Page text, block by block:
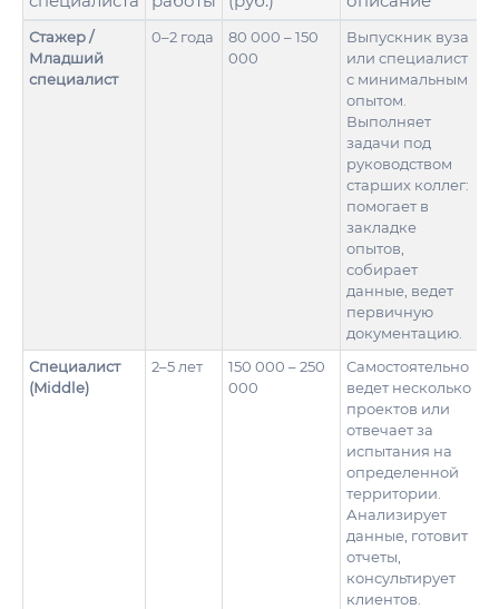
Стажер /
Младший
специалист
0–2 года
80 000 – 150
000
Выпускник вуза
или специалист
с минимальным
опытом.
Выполняет
задачи под
руководством
старших коллег:
помогает в
закладке
опытов,
собирает
данные, ведет
первичную
документацию.
Специалист
(Middle)
2–5 лет
150 000 – 250
000
Самостоятельно
ведет несколько
проектов или
отвечает за
испытания на
определенной
территории.
Анализирует
данные, готовит
отчеты,
консультирует
клиентов.